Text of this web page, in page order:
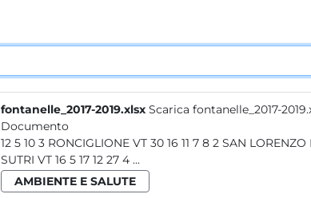
fontanelle_2017-2019.xlsx Scarica fontanelle_2017-
Documento
12 5 10 3 RONCIGLIONE VT 30
SUTRI VT 16 5 17 12 27 4 ...
AMBIENTE E SALUTE